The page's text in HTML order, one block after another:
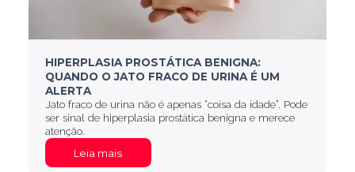
HIPERPLASIA PROSTÁTICA BENIGNA:
QUANDO O JATO FRACO DE URINA É UM
ALERTA
Jato fraco de urina não é apenas “coisa da idade”. Pode
ser sinal de hiperplasia prostática benigna e merece
atenção.
Leia mais